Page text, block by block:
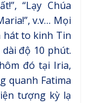
“Lạy Chúa
v.v… Mọi
hát to kinh Tin
độ 10 phút.
đó tại Iria,
quanh Fatima
tượng kỳ lạ